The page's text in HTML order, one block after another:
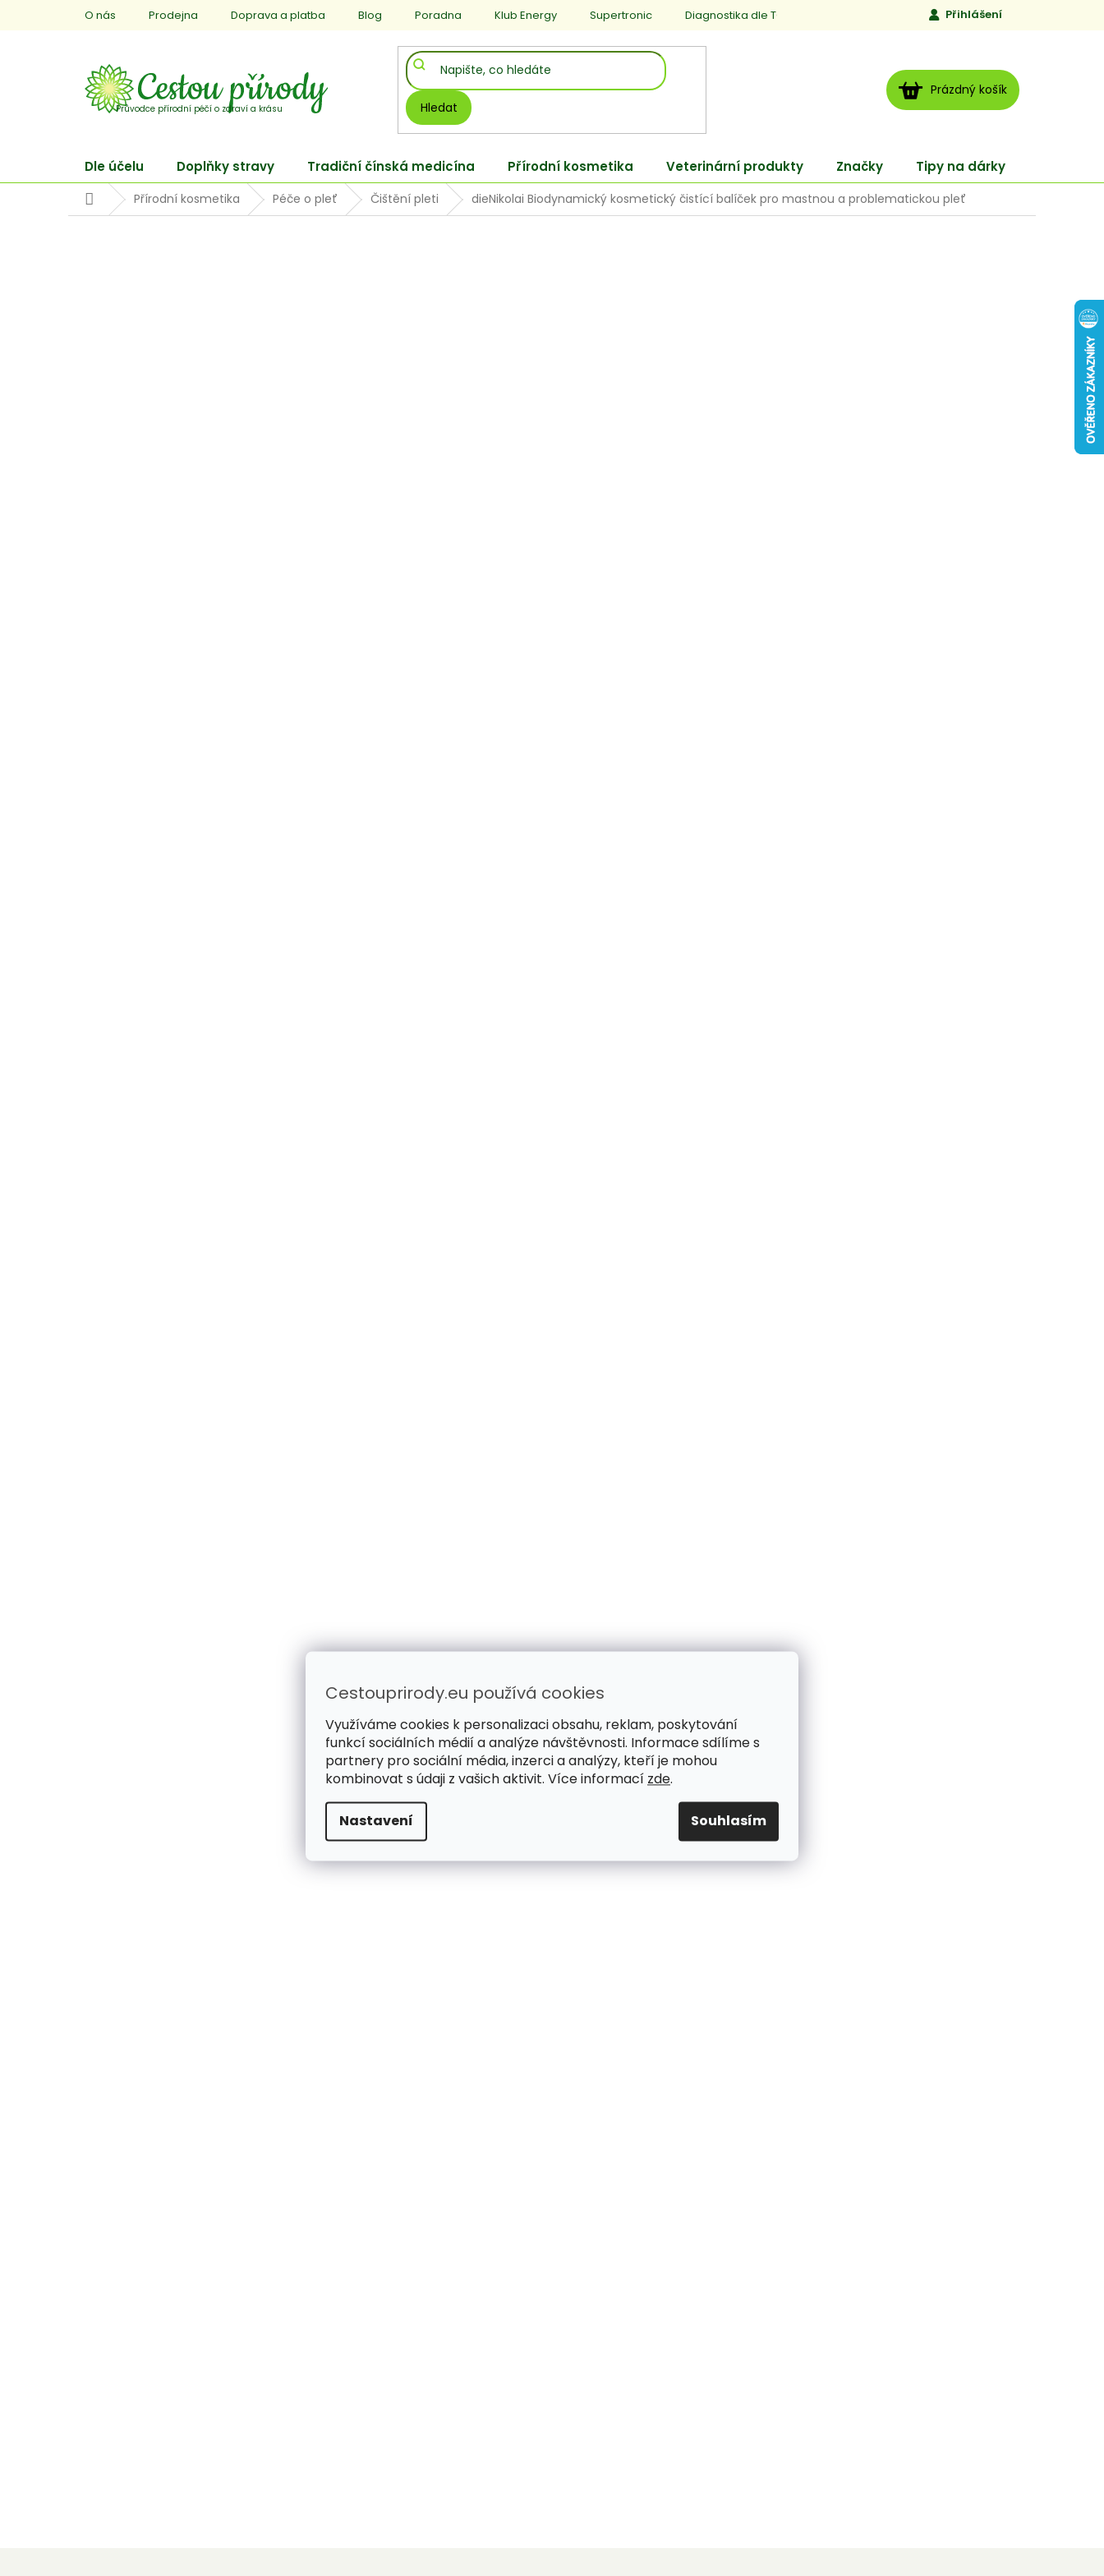
Cestouprirody.eu používá cookies
Využíváme cookies k personalizaci obsahu, reklam, poskytování
funkcí sociálních médií a analýze návštěvnosti. Informace sdílíme s
partnery pro sociální média, inzerci a analýzy, kteří je mohou
kombinovat s údaji z vašich aktivit. Více informací zde.
Nastavení Souhlasím
O nás Prodejna Doprava a platba Blog Poradna Klub Energy Supertronic Diagnostika dle TCM Jen to, čemu věříme
Přihlášení
Hledat
NÁKUPNÍ
KOŠÍK
Prázdný košík
Dle účelu Doplňky stravy Tradiční čínská medicína Přírodní kosmetika Veterinární produkty Značky Tipy na dárky
DomůPřírodní kosmetika Péče o pleť Čištění pleti dieNikolai Biodynamický kosmetický čistící balíček pro mastnou a problematickou pleť